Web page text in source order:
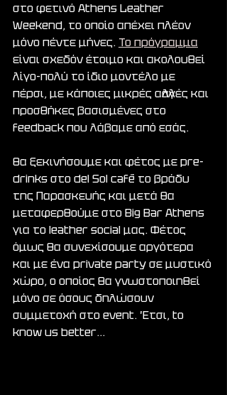
στο φετινό Athens Leather
Weekend, το οποίο απέχει πλέον
μόνο πέντε μήνες. Το πρόγραμμα
είναι σχεδόν έτοιμο και ακολουθεί
λίγο-πολύ το ίδιο μοντέλο με
πέρσι, με κάποιες μικρές αλλαγές και
προσθήκες βασισμένες στο
feedback που λάβαμε από εσάς.
Θα ξεκινήσουμε και φέτος με pre-
drinks στο del Sol café το βράδυ
της Παρασκευής και μετά θα
μεταφερθούμε στο Big Bar Athens
για το leather social μας. Φέτος
όμως θα συνεχίσουμε αργότερα
και με ένα private party σε μυστικό
χώρο, ο οποίος θα γνωστοποιηθεί
μόνο σε όσους δηλώσουν
συμμετοχή στο event. Έτσι, to
know us better...